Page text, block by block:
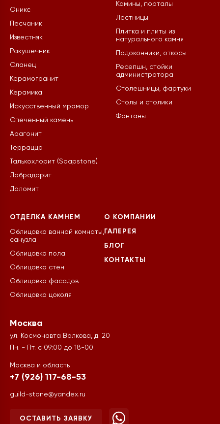
Оникс
Песчаник
Известняк
Ракушечник
Сланец
Керамогранит
Керамика
Искусственный мрамор
Спеченный камень
Арагонит
Терраццо
Талькохлорит (Soapstone)
Лабрадорит
Доломит
Камины, порталы
Лестницы
Плитка и плиты из
натурального камня
Подоконники, откосы
Ресепшн, стойки
администратора
Столешницы, фартуки
Столы и столики
Фонтаны
ОТДЕЛКА КАМНЕМ
Облицовка ванной комнаты,
санузла
Облицовка пола
Облицовка стен
Облицовка фасадов
Облицовка цоколя
О КОМПАНИИ
ГАЛЕРЕЯ
БЛОГ
КОНТАКТЫ
Москва
ул. Космонавта Волкова, д. 20
Пн. - Пт. с 09:00 до 18-00
Москва и область
+7 (926) 117-68-53
guild-stone@yandex.ru
ОСТАВИТЬ ЗАЯВКУ